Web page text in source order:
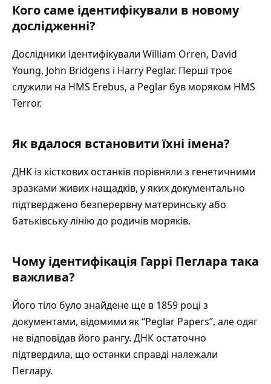
Кого саме ідентифікували в новому
дослідженні?
Дослідники ідентифікували William Orren, David
Young, John Bridgens і Harry Peglar. Перші троє
служили на HMS Erebus, а Peglar був моряком HMS
Terror.
Як вдалося встановити їхні імена?
ДНК із кісткових останків порівняли з генетичними
зразками живих нащадків, у яких документально
підтверджено безперервну материнську або
батьківську лінію до родичів моряків.
Чому ідентифікація Гаррі Пеглара така
важлива?
Його тіло було знайдене ще в 1859 році з
документами, відомими як “Peglar Papers”, але одяг
не відповідав його рангу. ДНК остаточно
підтвердила, що останки справді належали
Пеглару.